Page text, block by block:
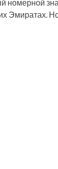
номерной
Эмиратах.